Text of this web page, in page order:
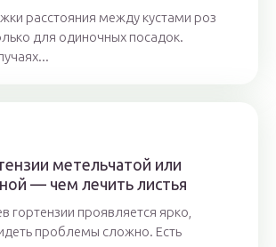
расстояния между кустами роз
для одиночных посадок.
метельчатой или
— чем лечить листья
гортензии проявляется ярко,
проблемы сложно. Есть